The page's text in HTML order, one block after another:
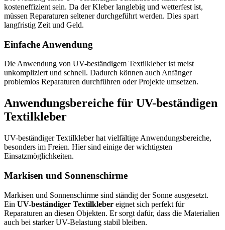
kosteneffizient sein. Da der Kleber langlebig und wetterfest ist,
müssen Reparaturen seltener durchgeführt werden. Dies spart
langfristig Zeit und Geld.
Einfache Anwendung
Die Anwendung von UV-beständigem Textilkleber ist meist
unkompliziert und schnell. Dadurch können auch Anfänger
problemlos Reparaturen durchführen oder Projekte umsetzen.
Anwendungsbereiche für UV-beständigen
Textilkleber
UV-beständiger Textilkleber hat vielfältige Anwendungsbereiche,
besonders im Freien. Hier sind einige der wichtigsten
Einsatzmöglichkeiten.
Markisen und Sonnenschirme
Markisen und Sonnenschirme sind ständig der Sonne ausgesetzt.
Ein UV-beständiger Textilkleber eignet sich perfekt für
Reparaturen an diesen Objekten. Er sorgt dafür, dass die Materialien
auch bei starker UV-Belastung stabil bleiben.